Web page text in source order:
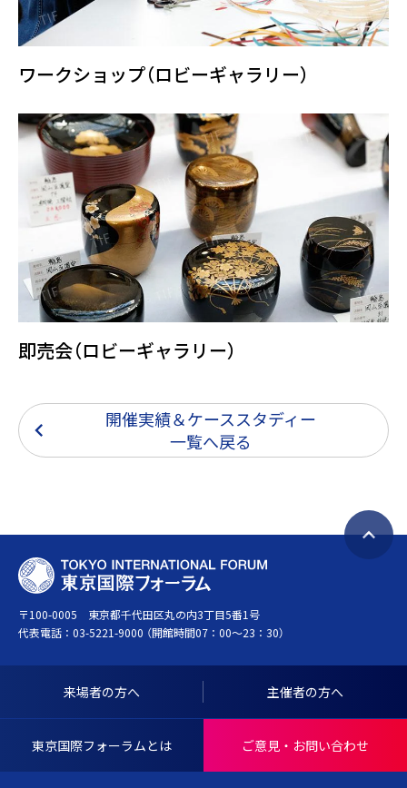
ワークショップ（ロビーギャラリー）
即売会（ロビーギャラリー）
開催実績＆ケーススタディー
一覧へ戻る
ペ
プ
戻
る
T
O
K
Y
O
N
〒100-0005 東京都千代田区丸の内3丁目5番1号
代表電話： 03-5221-9000 （開館時間07：00～23：30）
来場者の方へ 主催者の方へ
東京国際フォーラムとは ご意見・お問い合わせ